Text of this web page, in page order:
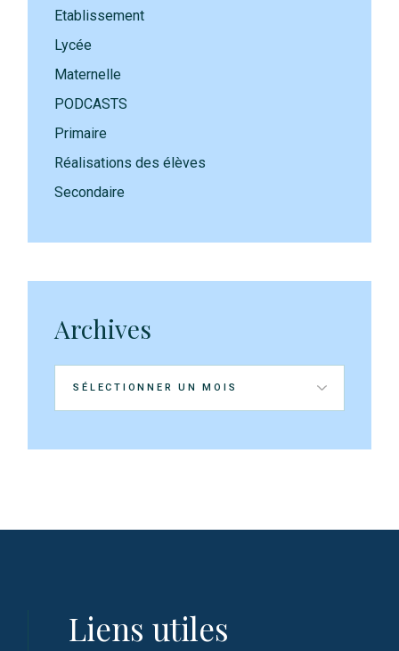
Etablissement
Lycée
Maternelle
PODCASTS
Primaire
Réalisations des élèves
Secondaire
Archives
Archives
Liens utiles